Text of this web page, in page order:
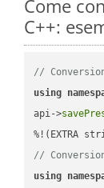
Come
C++:
//
using
api->
//
using